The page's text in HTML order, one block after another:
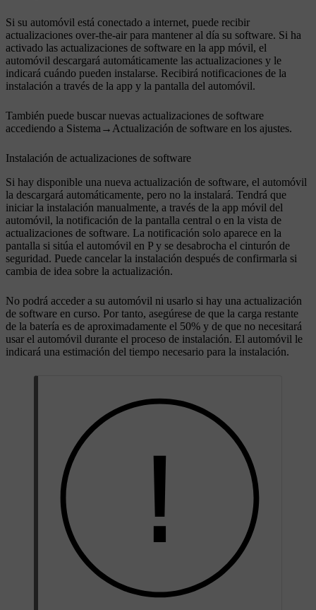
Si su automóvil está conectado a internet, puede recibir
actualizaciones over-the-air para mantener al día su software. Si ha
activado las actualizaciones de software en la app móvil, el
automóvil descargará automáticamente las actualizaciones y le
indicará cuándo pueden instalarse. Recibirá notificaciones de la
instalación a través de la app y la pantalla del automóvil.
También puede buscar nuevas actualizaciones de software
accediendo a Sistema → Actualización de software en los ajustes.
Instalación de actualizaciones de software
Si hay disponible una nueva actualización de software, el automóvil
la descargará automáticamente, pero no la instalará. Tendrá que
iniciar la instalación manualmente, a través de la app móvil del
automóvil, la notificación de la pantalla central o en la vista de
actualizaciones de software. La notificación solo aparece en la
pantalla si sitúa el automóvil en P y se desabrocha el cinturón de
seguridad. Puede cancelar la instalación después de confirmarla si
cambia de idea sobre la actualización.
No podrá acceder a su automóvil ni usarlo si hay una actualización
de software en curso. Por tanto, asegúrese de que la carga restante
de la batería es de aproximadamente el 50% y de que no necesitará
usar el automóvil durante el proceso de instalación. El automóvil le
indicará una estimación del tiempo necesario para la instalación.